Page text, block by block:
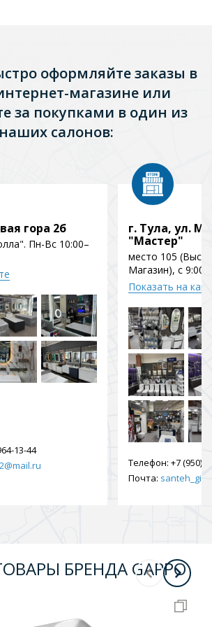
оформляйте заказы в
магазине или
за покупками в один из
наших салонов:
гора 2б
Пн-Вс 10:00–
13-44
г. Тула, ул.
"Мастер"
место 105
Магазин), с 9:00
Показать на
Телефон: +7 (950)
Почта:
БРЕНДА GAPPO